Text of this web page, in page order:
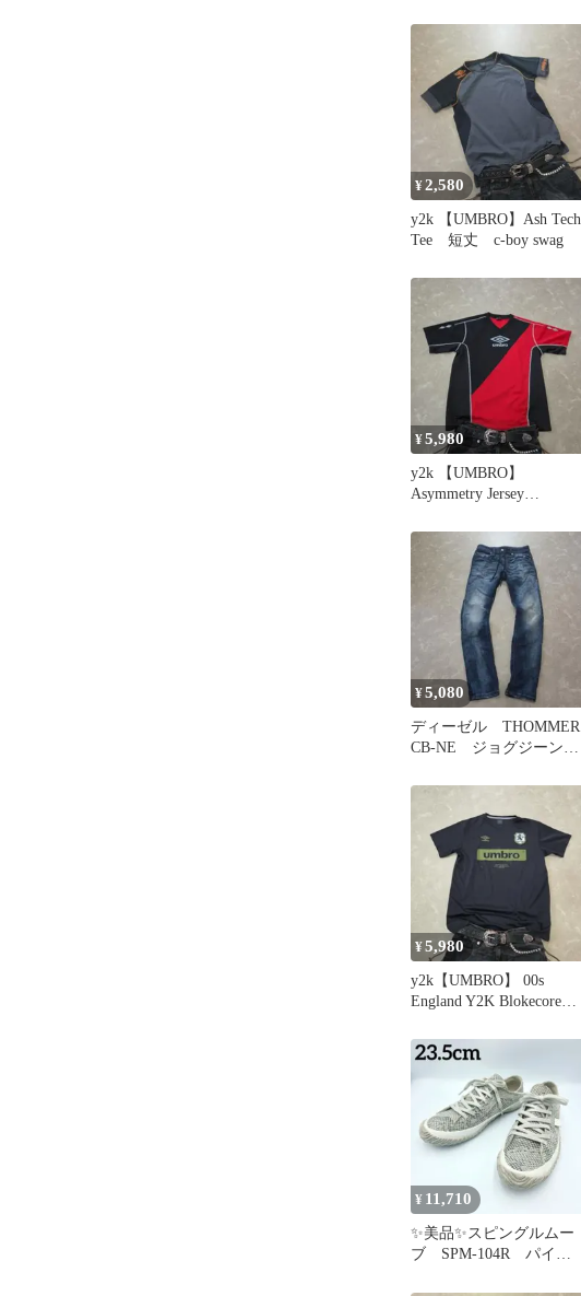
シック
¥2,580
y2k 【UMBRO】Ash Tech
Tee 短丈 c-boy swag
¥5,980
y2k 【UMBRO】
Asymmetry Jersey
¥5,080
ディーゼル THOMMER
CB-NE ジョグジーン
W28
¥5,980
y2k【UMBRO】 00s
England Y2K Blokecore
¥ 11,710
✨美品✨スピングルムー
ブ SPM-104R パイソ